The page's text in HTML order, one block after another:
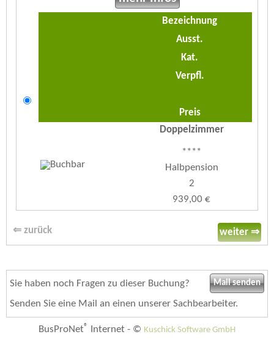
Bezeichnung
Ausst.
Kat.
Verpfl.
Preis
Doppelzimmer
****
Halbpension
2
939,00 €
1
1062,00 €
Harvey
⇐ zurück weiter ⇒
Mail senden
Sie haben noch Fragen zu dieser Buchung?
Senden Sie eine Mail an einen unserer Sachbearbeiter.
BusProNet® Internet - © Kuschick Software GmbH